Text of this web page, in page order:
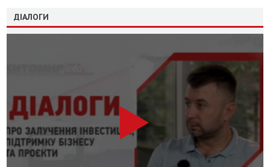
ДІАЛОГИ